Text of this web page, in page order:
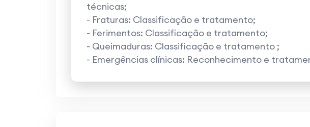
técnicas;
- Fraturas: Classificação e tratamento;
- Ferimentos: Classificação e tratamento;
- Queimaduras: Classificação e tratamento ;
- Emergências clínicas: Reconhecimento e